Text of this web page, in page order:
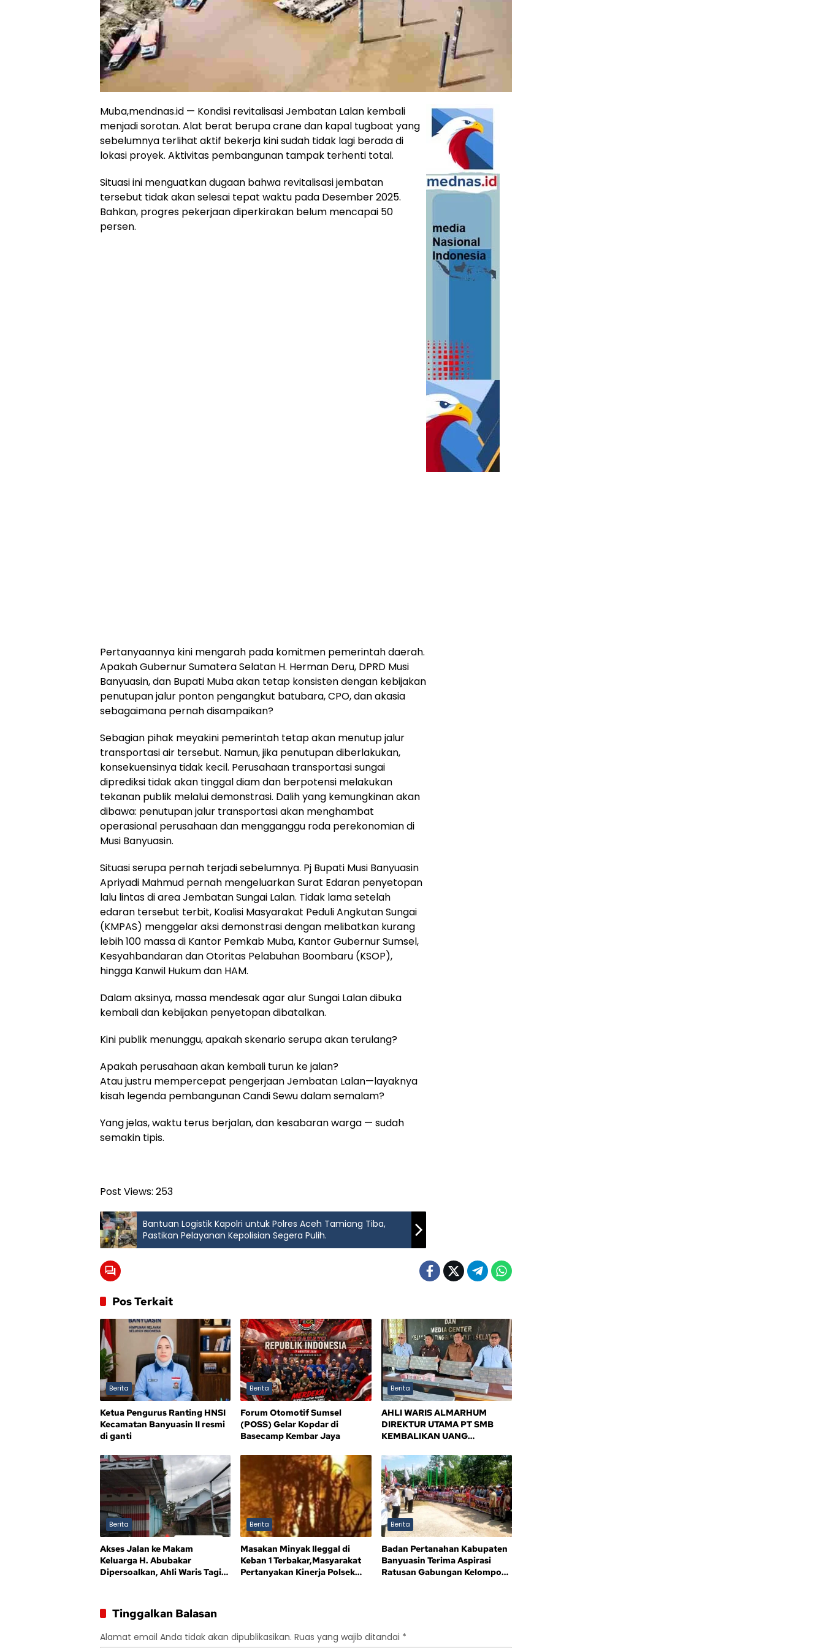
Muba,mendnas.id — Kondisi revitalisasi Jembatan Lalan kembali
menjadi sorotan. Alat berat berupa crane dan kapal tugboat yang
sebelumnya terlihat aktif bekerja kini sudah tidak lagi berada di
lokasi proyek. Aktivitas pembangunan tampak terhenti total.
Situasi ini menguatkan dugaan bahwa revitalisasi jembatan
tersebut tidak akan selesai tepat waktu pada Desember 2025.
Bahkan, progres pekerjaan diperkirakan belum mencapai 50
persen.
Pertanyaannya kini mengarah pada komitmen pemerintah daerah.
Apakah Gubernur Sumatera Selatan H. Herman Deru, DPRD Musi
Banyuasin, dan Bupati Muba akan tetap konsisten dengan kebijakan
penutupan jalur ponton pengangkut batubara, CPO, dan akasia
sebagaimana pernah disampaikan?
Sebagian pihak meyakini pemerintah tetap akan menutup jalur
transportasi air tersebut. Namun, jika penutupan diberlakukan,
konsekuensinya tidak kecil. Perusahaan transportasi sungai
diprediksi tidak akan tinggal diam dan berpotensi melakukan
tekanan publik melalui demonstrasi. Dalih yang kemungkinan akan
dibawa: penutupan jalur transportasi akan menghambat
operasional perusahaan dan mengganggu roda perekonomian di
Musi Banyuasin.
Situasi serupa pernah terjadi sebelumnya. Pj Bupati Musi Banyuasin
Apriyadi Mahmud pernah mengeluarkan Surat Edaran penyetopan
lalu lintas di area Jembatan Sungai Lalan. Tidak lama setelah
edaran tersebut terbit, Koalisi Masyarakat Peduli Angkutan Sungai
(KMPAS) menggelar aksi demonstrasi dengan melibatkan kurang
lebih 100 massa di Kantor Pemkab Muba, Kantor Gubernur Sumsel,
Kesyahbandaran dan Otoritas Pelabuhan Boombaru (KSOP),
hingga Kanwil Hukum dan HAM.
Dalam aksinya, massa mendesak agar alur Sungai Lalan dibuka
kembali dan kebijakan penyetopan dibatalkan.
Kini publik menunggu, apakah skenario serupa akan terulang?
Apakah perusahaan akan kembali turun ke jalan?
Atau justru mempercepat pengerjaan Jembatan Lalan—layaknya
kisah legenda pembangunan Candi Sewu dalam semalam?
Yang jelas, waktu terus berjalan, dan kesabaran warga — sudah
semakin tipis.
Post Views: 253
Bantuan Logistik Kapolri untuk Polres Aceh Tamiang Tiba,
Pastikan Pelayanan Kepolisian Segera Pulih.
Pos Terkait
Berita
Ketua Pengurus Ranting HNSI
Kecamatan Banyuasin II resmi
di ganti
Berita
Forum Otomotif Sumsel
(POSS) Gelar Kopdar di
Basecamp Kembar Jaya
Berita
AHLI WARIS ALMARHUM
DIREKTUR UTAMA PT SMB
KEMBALIKAN UANG
MILIAR, SISA Rp116,7 MILIAR
DIJANJI LUNAS 12 BULAN
Berita
Akses Jalan ke Makam
Keluarga H. Abubakar
Dipersoalkan, Ahli Waris Tagih
Berita
Masakan Minyak Ileggal di
Keban 1 Terbakar,Masyarakat
Pertanyakan Kinerja Polsek
Berita
Badan Pertanahan Kabupaten
Banyuasin Terima Aspirasi
Ratusan Gabungan Kelompok
Tinggalkan Balasan
Alamat email Anda tidak akan dipublikasikan. Ruas yang wajib ditandai *